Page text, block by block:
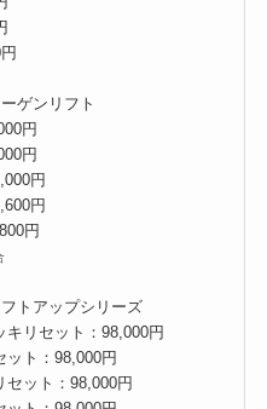
ゲンリフト
円
円
円
円
円
トアップシリーズ
キリセット：98,000円
ット：98,000円
セット：98,000円